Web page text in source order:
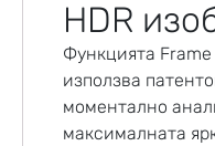
HDR
Функцията Frame
използва
моментално
максималната